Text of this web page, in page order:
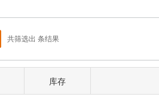
共筛选出 条结果
库存